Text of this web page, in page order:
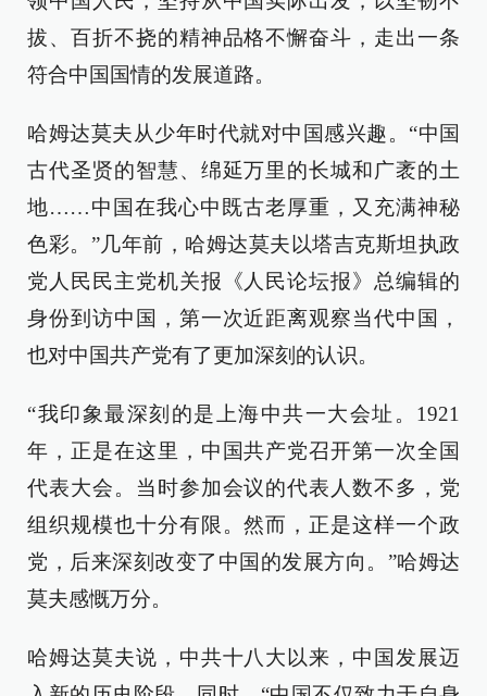
拔、百折不挠的精神品格不懈奋斗，走出一条
符合中国国情的发展道路。
哈姆达莫夫从少年时代就对中国感兴趣。“中国
古代圣贤的智慧、绵延万里的长城和广袤的土
地……中国在我心中既古老厚重，又充满神秘
色彩。”几年前，哈姆达莫夫以塔吉克斯坦执政
党人民民主党机关报《人民论坛报》总编辑的
身份到访中国，第一次近距离观察当代中国，
也对中国共产党有了更加深刻的认识。
“我印象最深刻的是上海中共一大会址。1921
年，正是在这里，中国共产党召开第一次全国
代表大会。当时参加会议的代表人数不多，党
组织规模也十分有限。然而，正是这样一个政
党，后来深刻改变了中国的发展方向。”哈姆达
莫夫感慨万分。
哈姆达莫夫说，中共十八大以来，中国发展迈